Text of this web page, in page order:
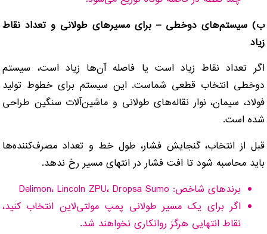
ب) سیستم‌های دوخطی – برای مسیرهای طولانی و تعداد نقاط
زیاد
اگر تعداد نقاط زیاد است یا فاصله آن‌ها زیاد است، سیستم
دوخطی انتخاب قطعی شماست. این سیستم برای خطوط تولید
فولاد، سیمان، نوار نقاله‌های طولانی و ماشین‌آلات سنگین طراحی
شده است.
قبل از انتخاب، گنجایش فشار، طول خط و تعداد مصرف‌کننده‌ها
باید محاسبه شود تا افت فشار در انتهای مسیر رخ ندهد.
برندهای شاخص: Delimon، Lincoln ZPU، Dropsa Sumo
اگر برای یک مسیر طولانی پمپ مولتی‌لاین انتخاب کنید،
نقاط انتهایی هرگز روانکاری نخواهند شد.